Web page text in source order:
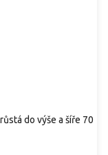
do výše a šíře 70